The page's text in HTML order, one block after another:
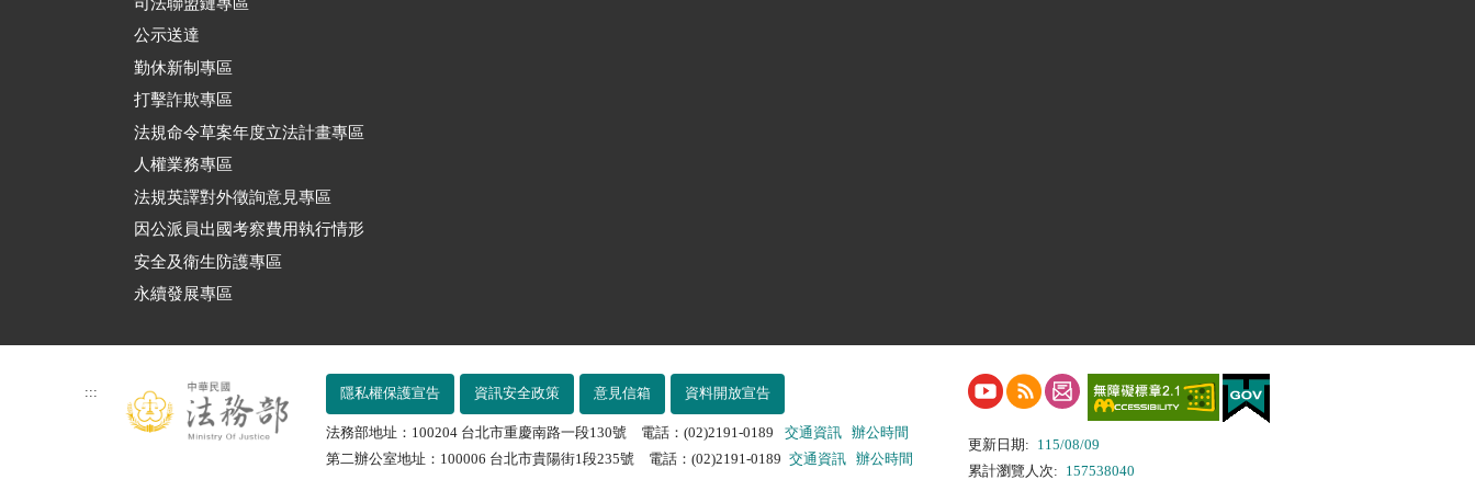
公示送達
勤休新制專區
打擊詐欺專區
法規命令草案年度立法計畫專區
人權業務專區
法規英譯對外徵詢意見專區
因公派員出國考察費用執行情形
安全及衛生防護專區
永續發展專區
::: 隱私權保護宣告 資訊安全政策 意見信箱 資料開放宣告
法務部地址：100204 台北市重慶南路一段130號 電話：(02)2191-0189 交通資訊
辦公時間
第二辦公室地址：100006 台北市貴陽街1段235號 電話：(02)2191-0189 交通資訊 辦公時間
更新日期: 115/08/09
累計瀏覽人次: 157538040